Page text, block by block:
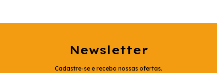
Newsletter
Cadastre-se e receba nossas ofertas.